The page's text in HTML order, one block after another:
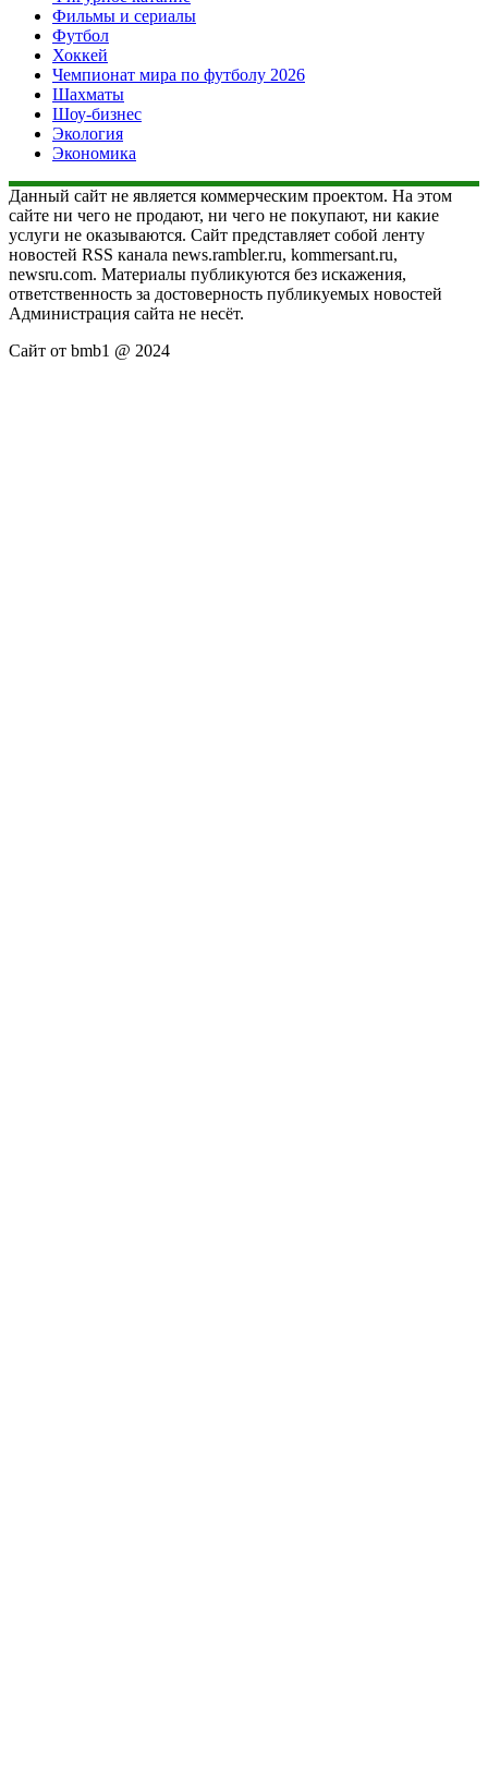
Фильмы и сериалы
Футбол
Хоккей
Чемпионат мира по футболу 2026
Шахматы
Шоу-бизнес
Экология
Экономика
Данный сайт не является коммерческим проектом. На этом
сайте ни чего не продают, ни чего не покупают, ни какие
услуги не оказываются. Сайт представляет собой ленту
новостей RSS канала news.rambler.ru, kommersant.ru,
newsru.com. Материалы публикуются без искажения,
ответственность за достоверность публикуемых новостей
Администрация сайта не несёт.
Сайт от bmb1 @ 2024